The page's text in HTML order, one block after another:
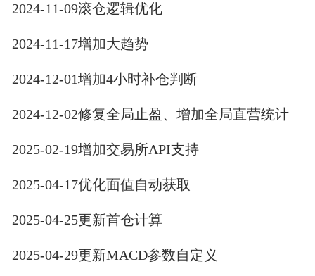
2024-11-09滚仓逻辑优化
2024-11-17增加大趋势
2024-12-01增加4小时补仓判断
2024-12-02修复全局止盈、增加全局直营统计
2025-02-19增加交易所API支持
2025-04-17优化面值自动获取
2025-04-25更新首仓计算
2025-04-29更新MACD参数自定义